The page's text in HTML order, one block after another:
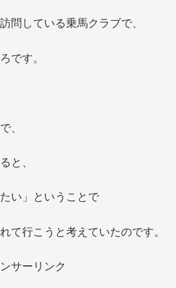
問している乗馬クラブで、
です。
、
と、
い」ということで
て行こうと考えていたのです。
サーリンク